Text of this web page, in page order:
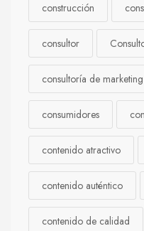
construcción
consultor
consultoría de marketing
consumidores
contenido atractivo
contenido auténtico
contenido de calidad